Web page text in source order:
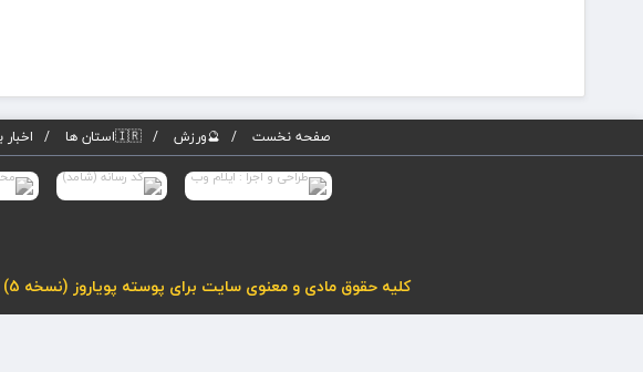
صفحه نخست 🔮ورزش 🇮🇷استان ها
کلیه حقوق مادی و معنوی سایت برای پوسته پویاروز (نسخه 5) محفوظ می باشد. هرگونه کپی برداری از مطالب تنها با درج لینک فعال به مطلب مجاز می باشد.